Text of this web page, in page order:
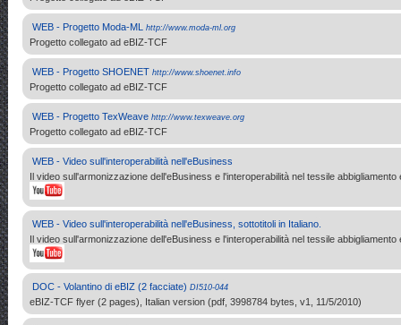
WEB - Progetto Moda-ML http://www.moda-ml.org
Progetto collegato ad eBIZ-TCF
WEB - Progetto SHOENET http://www.shoenet.info
Progetto collegato ad eBIZ-TCF
WEB - Progetto TexWeave http://www.texweave.org
Progetto collegato ad eBIZ-TCF
WEB - Video sull'interoperabilità nell'eBusiness
Il video sull'armonizzazione dell'eBusiness e l'interoperabilità nel tessile
WEB - Video sull'interoperabilità nell'eBusiness, sottotitoli in Italiano.
Il video sull'armonizzazione dell'eBusiness e l'interoperabilità nel tessile
DOC - Volantino di eBIZ (2 facciate) DI510-044
eBIZ-TCF flyer (2 pages), Italian version (pdf, 3998784 bytes, v1, 11/5/2010)